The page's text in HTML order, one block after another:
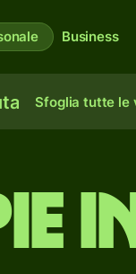
Business
Sfoglia tutte le